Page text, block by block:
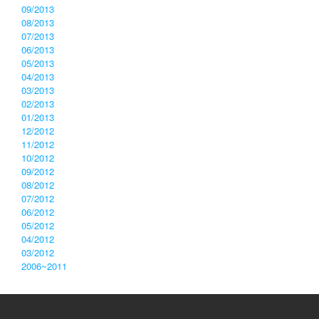
09/2013
08/2013
07/2013
06/2013
05/2013
04/2013
03/2013
02/2013
01/2013
12/2012
11/2012
10/2012
09/2012
08/2012
07/2012
06/2012
05/2012
04/2012
03/2012
2006~2011